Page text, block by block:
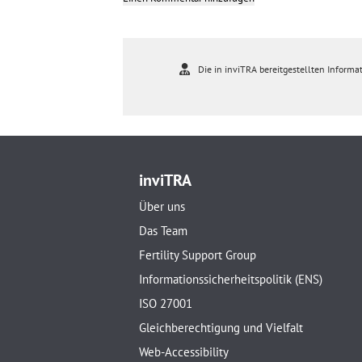
Die in inviTRA bereitgestellten
inviTRA
Über uns
Das Team
Fertility Support Group
Informationssicherheitspolitik (ENS)
ISO 27001
Gleichberechtigung und Vielfalt
Web-Accessibility